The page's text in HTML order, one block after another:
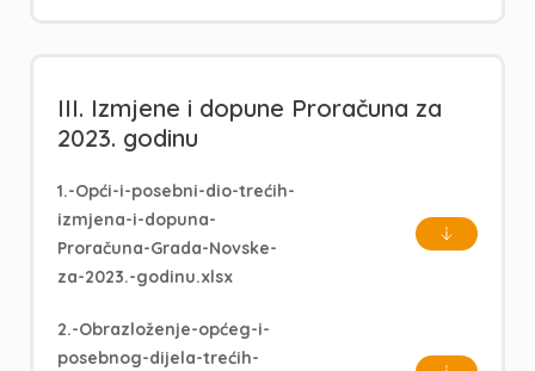
III. Izmjene i dopune Proračuna za
2023. godinu
1.-Opći-i-posebni-dio-trećih-
izmjena-i-dopuna-
Proračuna-Grada-Novske-
za-2023.-godinu.xlsx
2.-Obrazloženje-općeg-i-
posebnog-dijela-trećih-